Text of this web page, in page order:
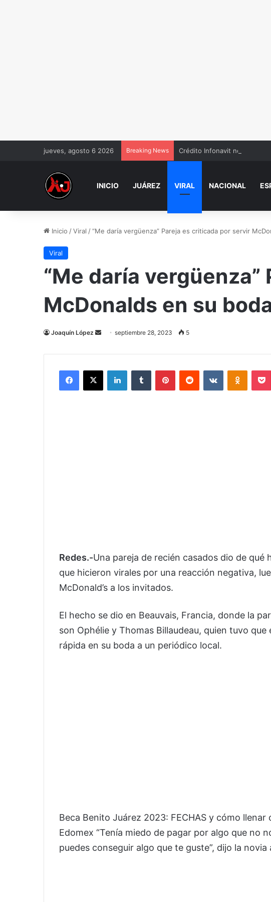
jueves, agosto 6 2026 Breaking News Crédito Infonavit no se
INICIO JUÁREZ VIRAL NACIONAL
Inicio /Viral /“Me daría vergüenza” Pareja es criticada por servir
Viral
“Me daría
McDonalds en su
Joaquín López
Send
email
septiembre 28, 2023 5
Facebook
X LinkedInTumblr PinterestReddit VKontakte
Redes.-Una pareja de recién casados dio de qué
que hicieron virales por una reacción negativa,
McDonald’s a los invitados.
El hecho se dio en Beauvais, Francia, donde la
son Ophélie y Thomas Billaudeau, quien tuvo
rápida en su boda a un periódico local.
Beca Benito Juárez 2023: FECHAS y cómo
Edomex “Tenía miedo de pagar por algo que no
puedes conseguir algo que te guste”, dijo la novia